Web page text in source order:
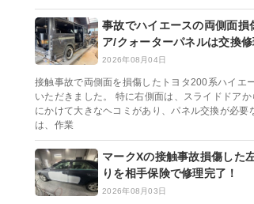
事故でハイエースの両側面損
ア/クォーターパネルは交換修
2026年08月04日
接触事故で両側面を損傷したトヨタ200系ハイエ
いただきました。 特に右側面は、スライドドア
にかけて大きなヘコミがあり、パネル交換が必要
は、作業
マークXの接触事故損傷した
りを相手保険で修理完了！
2026年08月03日